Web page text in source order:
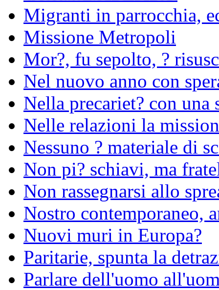
Migranti in parrocchia,
Missione Metropoli
Mor?, fu sepolto, ?
Nel nuovo anno con
Nella precariet? con una
Nelle relazioni la
Nessuno ? materiale di
Non pi? schiavi, ma
Non rassegnarsi allo
Nostro contemporaneo,
Nuovi muri in Europa?
Paritarie, spunta la
Parlare dell'uomo